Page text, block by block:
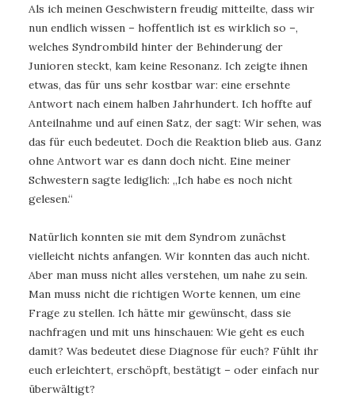
Als ich meinen Geschwistern freudig mitteilte, dass wir
nun endlich wissen – hoffentlich ist es wirklich so –,
welches Syndrombild hinter der Behinderung der
Junioren steckt, kam keine Resonanz. Ich zeigte ihnen
etwas, das für uns sehr kostbar war: eine ersehnte
Antwort nach einem halben Jahrhundert. Ich hoffte auf
Anteilnahme und auf einen Satz, der sagt: Wir sehen, was
das für euch bedeutet. Doch die Reaktion blieb aus. Ganz
ohne Antwort war es dann doch nicht. Eine meiner
Schwestern sagte lediglich: „Ich habe es noch nicht
gelesen.“
Natürlich konnten sie mit dem Syndrom zunächst
vielleicht nichts anfangen. Wir konnten das auch nicht.
Aber man muss nicht alles verstehen, um nahe zu sein.
Man muss nicht die richtigen Worte kennen, um eine
Frage zu stellen. Ich hätte mir gewünscht, dass sie
nachfragen und mit uns hinschauen: Wie geht es euch
damit? Was bedeutet diese Diagnose für euch? Fühlt ihr
euch erleichtert, erschöpft, bestätigt – oder einfach nur
überwältigt?